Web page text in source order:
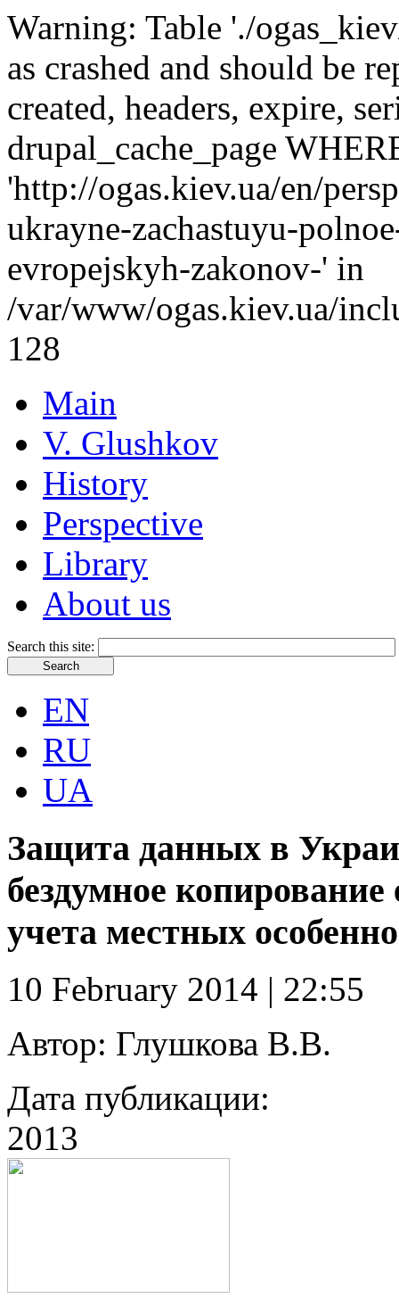
Warning: Table './
as crashed and should be
created, headers, expire,
drupal_cache_page
'http://ogas.kiev.ua/en/
ukrayne-zachastuyu-
evropejskyh-zakonov-' in
/var/www/ogas.kiev.ua/
128
Main
V. Glushkov
History
Perspective
Library
About us
Search this site:
EN
RU
UA
Защита данных в
бездумное копирование
учета местных
10 February 2014 | 22:55
Автор: Глушкова В.В.
Дата публикации:
2013